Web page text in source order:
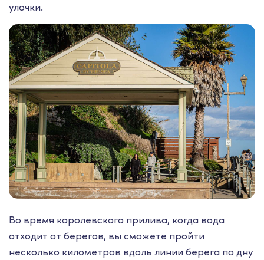
улочки.
Во время королевского прилива, когда вода
отходит от берегов, вы сможете пройти
несколько километров вдоль линии берега по дну